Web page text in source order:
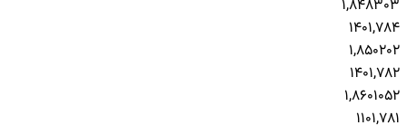
1,848303
1401,784
1,850202
1401,782
1,8601052
1101,781